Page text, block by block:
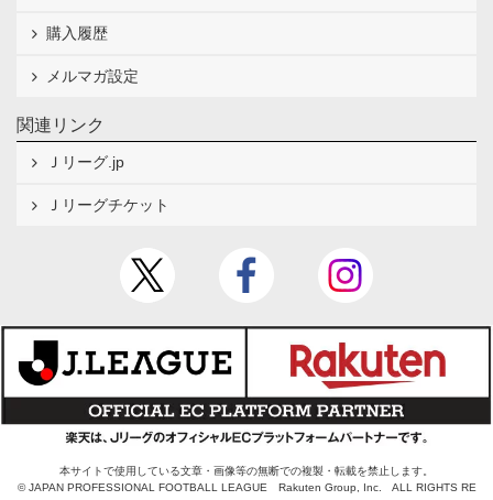
購入履歴
メルマガ設定
関連リンク
Ｊリーグ.jp
Ｊリーグチケット
本サイトで使用している文章・画像等の無断での複製・転載を禁止します。
© JAPAN PROFESSIONAL FOOTBALL LEAGUE Rakuten Group, Inc. ALL RIGHTS RE